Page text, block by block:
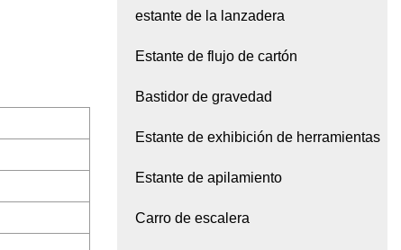
estante de la lanzadera
Estante de flujo de cartón
Bastidor de gravedad
Estante de exhibición de herramientas
Estante de apilamiento
Carro de escalera